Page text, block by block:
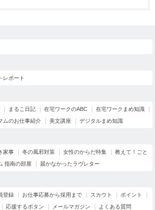
レポート
まるこ日記 在宅ワークのABC
在宅ワークまめ知識
ムのお仕事紹介 美文講座 デジタルまめ知識
家事 冬の風邪対策 女性のからだ特集
教えて！ごと
指南の部屋 届かなかったラヴレター
登録 お仕事応募から採用まで スカウト
ポイント
応援するボタン メールマガジン よくある質問